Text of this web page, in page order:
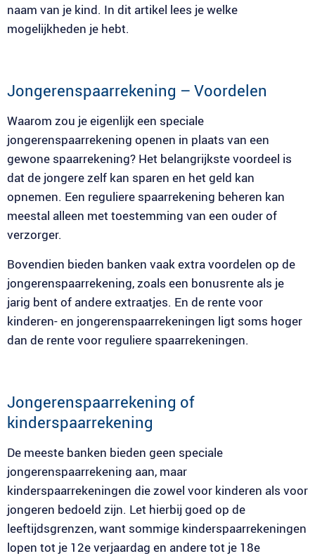
naam van je kind. In dit artikel lees je welke
mogelijkheden je hebt.
Jongerenspaarrekening – Voordelen
Waarom zou je eigenlijk een speciale
jongerenspaarrekening openen in plaats van een
gewone spaarrekening? Het belangrijkste voordeel is
dat de jongere zelf kan sparen en het geld kan
opnemen. Een reguliere spaarrekening beheren kan
meestal alleen met toestemming van een ouder of
verzorger.
Bovendien bieden banken vaak extra voordelen op de
jongerenspaarrekening, zoals een bonusrente als je
jarig bent of andere extraatjes. En de rente voor
kinderen- en jongerenspaarrekeningen ligt soms hoger
dan de rente voor reguliere spaarrekeningen.
Jongerenspaarrekening of
kinderspaarrekening
De meeste banken bieden geen speciale
jongerenspaarrekening aan, maar
kinderspaarrekeningen die zowel voor kinderen als voor
jongeren bedoeld zijn. Let hierbij goed op de
leeftijdsgrenzen, want sommige kinderspaarrekeningen
lopen tot je 12e verjaardag en andere tot je 18e